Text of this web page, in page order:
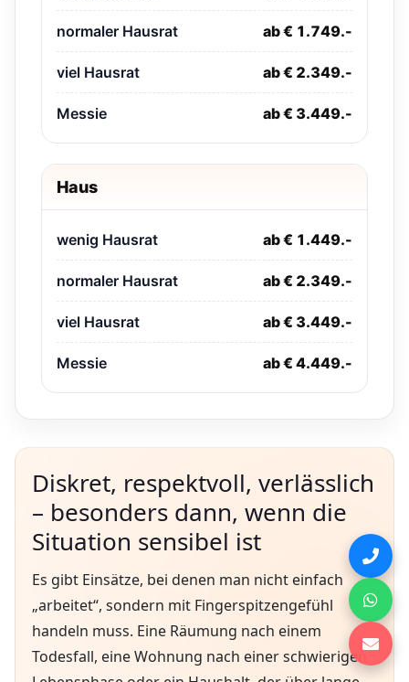
normaler Hausrat ab € 1.749.-
viel Hausrat ab € 2.349.-
Messie ab € 3.449.-
Haus
wenig Hausrat ab € 1.449.-
normaler Hausrat ab € 2.349.-
viel Hausrat ab € 3.449.-
Messie ab € 4.449.-
Diskret, respektvoll, verlässlich
– besonders dann, wenn die
Situation sensibel ist
Es gibt Einsätze, bei denen man nicht einfach
„arbeitet“, sondern mit Fingerspitzengefühl
handeln muss. Eine Räumung nach einem
Todesfall, eine Wohnung nach einer schwierigen